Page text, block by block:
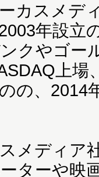
カスメデ
年設立
クやゴー
上場
の、2014
メディア
ターや映